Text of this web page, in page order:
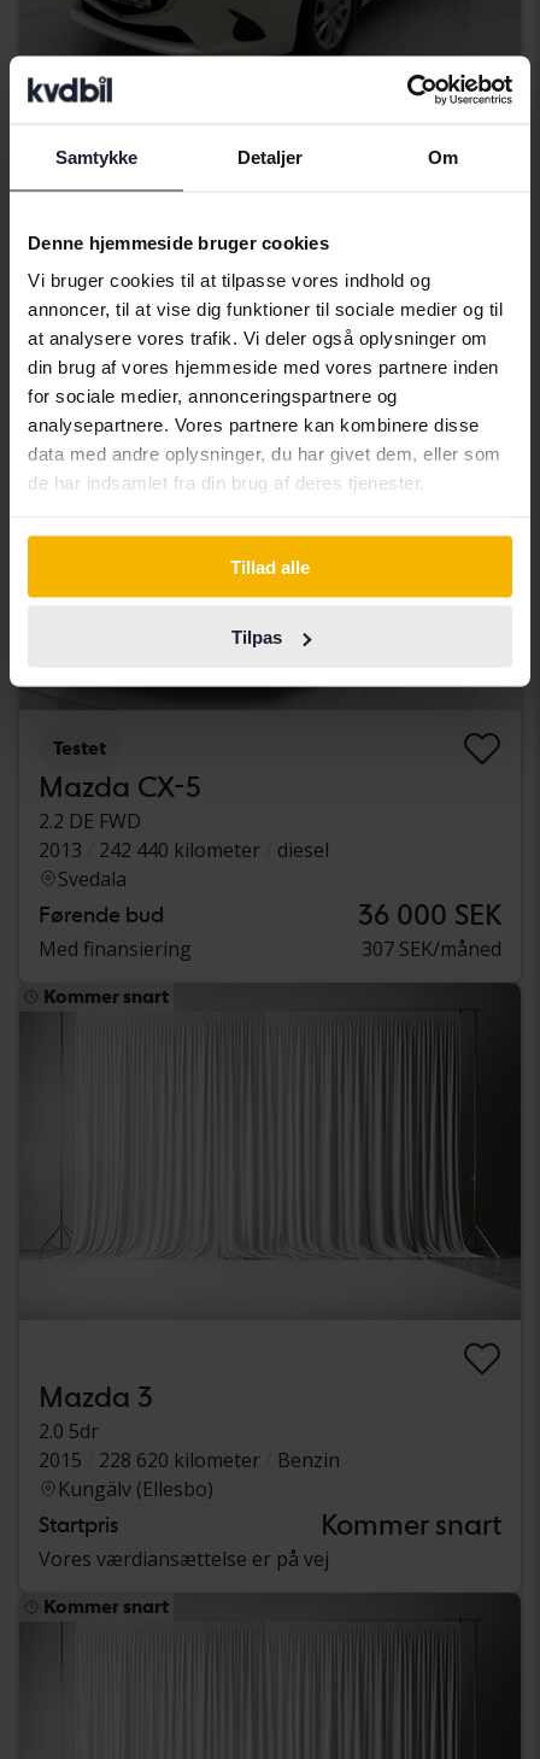
Samtykke Detaljer Om
Denne hjemmeside bruger cookies
Vi bruger cookies til at tilpasse vores indhold og
annoncer, til at vise dig funktioner til sociale medier og til
at analysere vores trafik. Vi deler også oplysninger om
din brug af vores hjemmeside med vores partnere inden
for sociale medier, annonceringspartnere og
analysepartnere. Vores partnere kan kombinere disse
data med andre oplysninger, du har givet dem, eller som
de har indsamlet fra din brug af deres tjenester.
Tillad alle
Tilpas
Mazda 2
2018
48 230 kilometer
Benzin
Kungälv (Ellesbo)
Førende bud 45 500 SEK
Med finansiering 388 SEK/måned
I aften 17:22
Testet
Mazda CX-5
2.2 DE FWD
2013
242 440 kilometer
diesel
Svedala
Førende bud 36 000 SEK
Med finansiering 307 SEK/måned
Kommer snart
Mazda 3
2.0 5dr
2015
228 620 kilometer
Benzin
Kungälv (Ellesbo)
Startpris Kommer snart
Vores værdiansættelse er på vej
Kommer snart